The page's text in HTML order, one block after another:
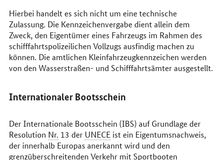
Hierbei handelt es sich nicht um eine technische
Zulassung. Die Kennzeichenvergabe dient allein dem
Zweck, den Eigentümer eines Fahrzeugs im Rahmen des
schifffahrtspolizeilichen Vollzugs ausfindig machen zu
können. Die amtlichen Kleinfahrzeugkennzeichen werden
von den Wasserstraßen- und Schifffahrtsämter ausgestellt.
Internationaler Bootsschein
Der Internationale Bootsschein (IBS) auf Grundlage der
Resolution Nr. 13 der UNECE ist ein Eigentumsnachweis,
der innerhalb Europas anerkannt wird und den
grenzüberschreitenden Verkehr mit Sportbooten